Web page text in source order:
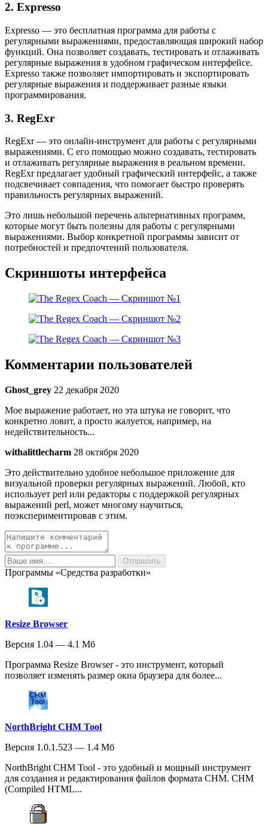
2. Expresso
Expresso — это бесплатная программа для работы с
регулярными выражениями, предоставляющая широкий набор
функций. Она позволяет создавать, тестировать и отлаживать
регулярные выражения в удобном графическом интерфейсе.
Expresso также позволяет импортировать и экспортировать
регулярные выражения и поддерживает разные языки
программирования.
3. RegExr
RegExr — это онлайн-инструмент для работы с регулярными
выражениями. С его помощью можно создавать, тестировать
и отлаживать регулярные выражения в реальном времени.
RegExr предлагает удобный графический интерфейс, а также
подсвечивает совпадения, что помогает быстро проверять
правильность регулярных выражений.
Это лишь небольшой перечень альтернативных программ,
которые могут быть полезны для работы с регулярными
выражениями. Выбор конкретной программы зависит от
потребностей и предпочтений пользователя.
Скриншоты интерфейса
Комментарии пользователей
Ghost_grey 22 декабря 2020
Мое выражение работает, но эта штука не говорит, что
конкретно ловит, а просто жалуется, например, на
недействительность...
withalittlecharm 28 октября 2020
Это действительно удобное небольшое приложение для
визуальной проверки регулярных выражений. Любой, кто
использует perl или редакторы с поддержкой регулярных
выражений perl, может многому научиться,
поэкспериментировав с этим.
Программы «Средства разработки»
Resize Browser
Версия 1.04 — 4.1 Мб
Программа Resize Browser - это инструмент, который
позволяет изменять размер окна браузера для более...
NorthBright CHM Tool
Версия 1.0.1.523 — 1.4 Мб
NorthBright CHM Tool - это удобный и мощный инструмент
для создания и редактирования файлов формата CHM. CHM
(Compiled HTML...